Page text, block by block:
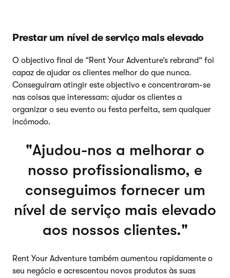
Prestar um nível de serviço mais elevado
O objectivo final de “Rent Your Adventure’s rebrand” foi
capaz de ajudar os clientes melhor do que nunca.
Conseguiram atingir este objectivo e concentraram-se
nas coisas que interessam: ajudar os clientes a
organizar o seu evento ou festa perfeita, sem qualquer
incómodo.
Ajudou-nos a melhorar o
nosso profissionalismo, e
conseguimos fornecer um
nível de serviço mais elevado
aos nossos clientes.
Rent Your Adventure também aumentou rapidamente o
seu negócio e acrescentou novos produtos às suas